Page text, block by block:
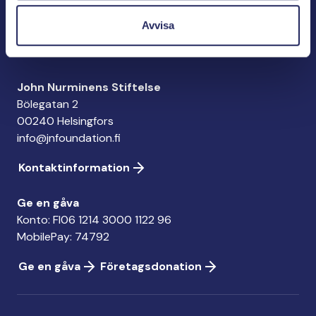
Avvisa
förespråkare för havets betydelse, den marina
John Nurminens Stiftelse
Bölegatan 2
00240 Helsingfors
info@jnfoundation.fi
Kontaktinformation
Ge en gåva
Konto: FI06 1214 3000 1122 96
MobilePay: 74792
Ge en gåva
Företagsdonation